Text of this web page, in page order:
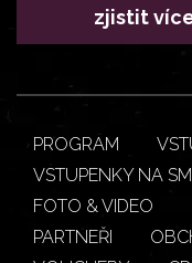
zjistit
PROGRAM
VSTUPENKY NA
FOTO & VIDEO
PARTNEŘI